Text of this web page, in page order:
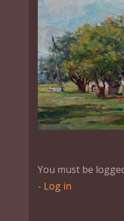
You must be
- Log in